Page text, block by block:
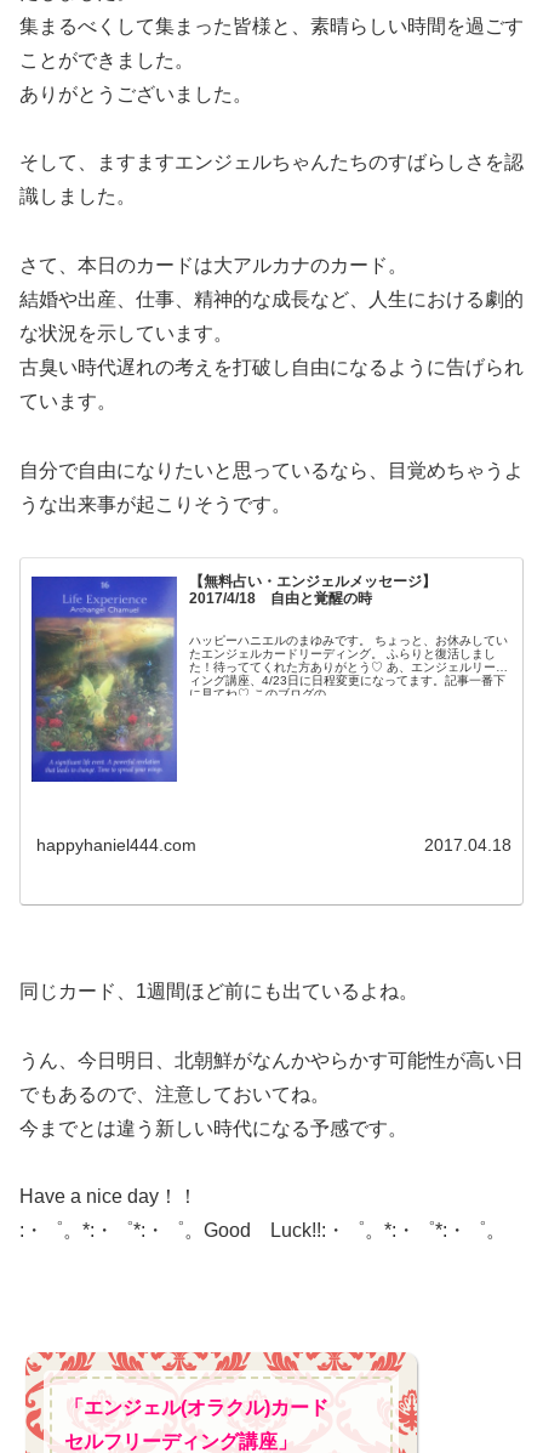
集まるべくして集まった皆様と、素晴らしい時間を過ごす
ことができました。
ありがとうございました。
そして、ますますエンジェルちゃんたちのすばらしさを認
識しました。
さて、本日のカードは大アルカナのカード。
結婚や出産、仕事、精神的な成長など、人生における劇的
な状況を示しています。
古臭い時代遅れの考えを打破し自由になるように告げられ
ています。
自分で自由になりたいと思っているなら、目覚めちゃうよ
うな出来事が起こりそうです。
【無料占い・エンジェルメッセージ】
2017/4/18 自由と覚醒の時
ハッピーハニエルのまゆみです。 ちょっと、お休みしてい
たエンジェルカードリーディング。 ふらりと復活しまし
た！待っててくれた方ありがとう♡ あ、エンジェルリーデ
ィング講座、4/23日に日程変更になってます。記事一番下
に見てね♡ このブログの...
happyhaniel444.com 2017.04.18
同じカード、1週間ほど前にも出ているよね。
うん、今日明日、北朝鮮がなんかやらかす可能性が高い日
でもあるので、注意しておいてね。
今までとは違う新しい時代になる予感です。
Have a nice day！！
:・゜。*:・゜*:・゜。Good Luck!!:・゜。*:・゜*:・゜。
「エンジェル(オラクル)カード
セルフリーディング講座」